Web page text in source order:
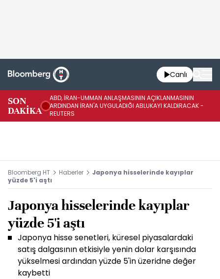
Canlı
SON
DAKİKA
ABD, İRAN-UMMAN ANLAŞMASININ AÇIKLANMASININ
ARDINDAN İRAN'A UYGULADIĞI ABLUKAYI KALDIRACAK -
REUTERS
Bloomberg HT Haberler
Japonya hisselerinde kayıplar
yüzde 5'i aştı
Japonya hisselerinde kayıplar
yüzde 5'i aştı
Japonya hisse senetleri, küresel piyasalardaki
satış dalgasının etkisiyle yenin dolar karşısında
yükselmesi ardından yüzde 5'in üzeridne değer
kaybetti